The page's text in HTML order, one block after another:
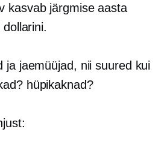
kasvab järgmise aasta
ja jaemüüjad, nii suured kui
hüpikaknad?